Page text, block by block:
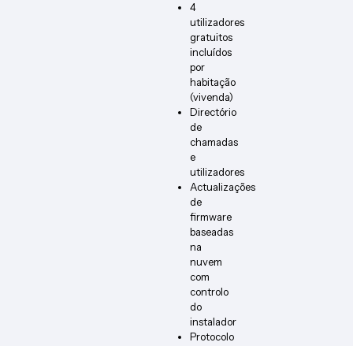
4
utilizadores
gratuitos
incluídos
por
habitação
(vivenda)
Directório
de
chamadas
e
utilizadores
Actualizações
de
firmware
baseadas
na
nuvem
com
controlo
do
instalador
Protocolo